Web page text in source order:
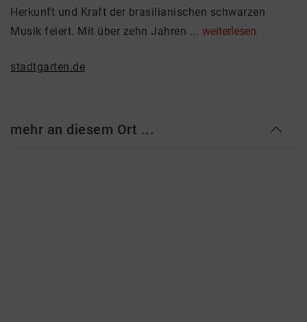
Herkunft und Kraft der brasilianischen schwarzen
Musik feiert. Mit über zehn Jahren ... weiterlesen
stadtgarten.de
mehr an diesem Ort ...